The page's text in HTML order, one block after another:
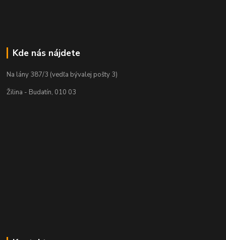
Kde nás nájdete
Na lány 387/3 (vedľa bývalej pošty 3)
Žilina - Budatín, 010 03